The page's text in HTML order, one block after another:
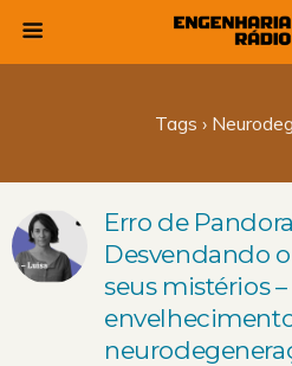
Tags ›
Erro de
Desvendando
seus mistérios